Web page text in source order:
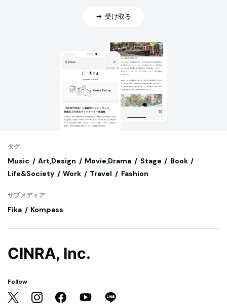
受け取る
タグ
Music Art,Design Movie,Drama Stage
Book
Life&Society
Work Travel Fashion
サブメディア
Fika Kompass
CINRA, Inc.
Follow